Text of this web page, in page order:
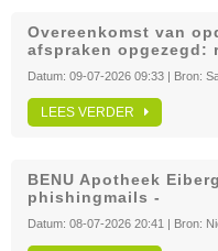
Overeenkomst van
afspraken
Datum: 09-07-2026 09:33 | Bron:
LEES VERDER
BENU Apotheek
phishingmails -
Datum: 08-07-2026 20:41 | Bron: